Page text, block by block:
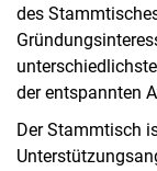
des
der entspannten
Der Stammtisch